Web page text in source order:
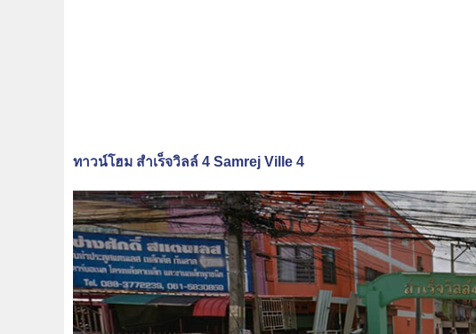
ทาวน์โฮม สำเร็จวิลล์ 4 Samrej Ville 4